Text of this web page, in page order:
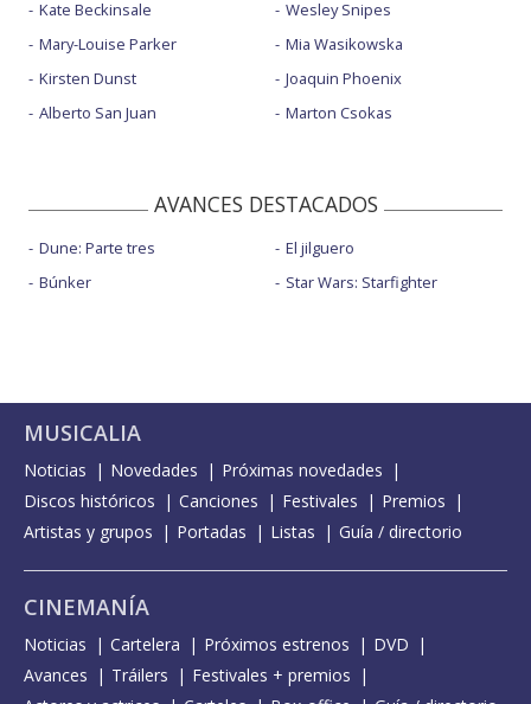
Kate Beckinsale
Mary-Louise Parker
Kirsten Dunst
Alberto San Juan
Wesley Snipes
Mia Wasikowska
Joaquin Phoenix
Marton Csokas
AVANCES DESTACADOS
Dune: Parte tres
Búnker
El jilguero
Star Wars: Starfighter
MUSICALIA
Noticias Novedades
Próximas novedades
Discos históricos
Canciones Festivales
Premios
Artistas y grupos
Portadas Listas Guía / directorio
CINEMANÍA
Noticias Cartelera Próximos estrenos
DVD
Avances
Tráilers
Festivales + premios